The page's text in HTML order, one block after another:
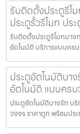
รับติดตั้งประตูรีโ
ประตูรั้วรีโมท ปร
รับติดตั้งประตูรีโมทบาง
อัตโนมัติ บริการแบบคร
ประตูอัตโนมัติบา
อัตโนมัติ แบบครบ
ประตูอัตโนมัติบางรัก บ
วงจร ราคาถูก พร้อมปร